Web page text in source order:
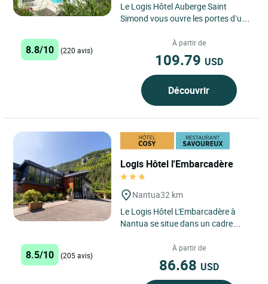
Le Logis Hôtel Auberge Saint
Simond vous ouvre les portes d’un
Cet hôtel 3 étoiles...
8.8/10 (220 avis)
À partir de
109.79 USD
Découvrir
Logis Hôtel l'Embarcadère
Nantua32 km
Le Logis Hôtel L'Embarcadère à
Nantua se situe dans un cadre
Auvergne-Rhône-Alpes,...
8.5/10 (205 avis)
À partir de
86.68 USD